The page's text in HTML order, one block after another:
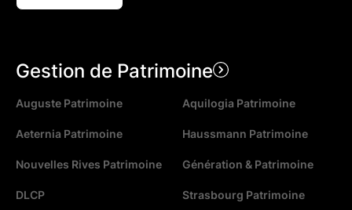
Gestion de Patrimoine
Auguste Patrimoine Aquilogia Patrimoine
Aeternia Patrimoine Haussmann Patrimoine
Nouvelles Rives Patrimoine Génération & Patrimoine
DLCP Strasbourg Patrimoine